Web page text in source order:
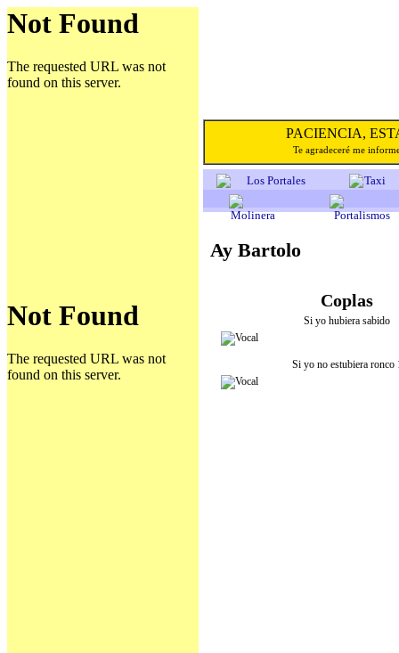
PACIENCIA,
Te agradeceré me
Ay Bartolo
Coplas
Si yo hubiera sabido
Si yo no estubiera ronco